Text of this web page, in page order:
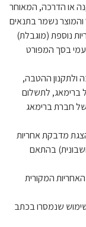
או הדרכה, המאוחר
נשמר בתנאים
נוספת (מוגבלת)
פעמי בסך המפורט
ולתקנון ההטבה,
ברימאג, לתשלום
של חברת ברימאג
מדבקת אחריות
בהתאם
המקורית
שנמסרו בכתב